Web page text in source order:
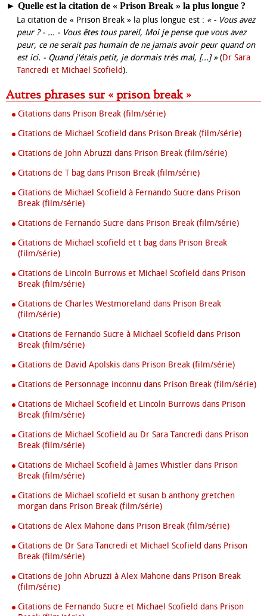
► Quelle est la citation de « Prison Break » la plus longue ?
La citation de « Prison Break » la plus longue est : « - Vous avez
peur ? - ... - Vous êtes tous pareil, Moi je pense que vous avez
peur, ce ne serait pas humain de ne jamais avoir peur quand on
est ici. - Quand j'étais petit, je dormais très mal, [...] »(Dr Sara
Tancredi et Michael Scofield).
Autres phrases sur « prison break »
Citations dans Prison Break (film/série)
Citations de Michael Scofield dans Prison Break (film/série)
Citations de John Abruzzi dans Prison Break (film/série)
Citations de T bag dans Prison Break (film/série)
Citations de Michael Scofield à Fernando Sucre dans Prison
Break (film/série)
Citations de Fernando Sucre dans Prison Break (film/série)
Citations de Michael scofield et t bag dans Prison Break
(film/série)
Citations de Lincoln Burrows et Michael Scofield dans Prison
Break (film/série)
Citations de Charles Westmoreland dans Prison Break
(film/série)
Citations de Fernando Sucre à Michael Scofield dans Prison
Break (film/série)
Citations de David Apolskis dans Prison Break (film/série)
Citations de Personnage inconnu dans Prison Break (film/série)
Citations de Michael Scofield et Lincoln Burrows dans Prison
Break (film/série)
Citations de Michael Scofield au Dr Sara Tancredi dans Prison
Break (film/série)
Citations de Michael Scofield à James Whistler dans Prison
Break (film/série)
Citations de Michael scofield et susan b anthony gretchen
morgan dans Prison Break (film/série)
Citations de Alex Mahone dans Prison Break (film/série)
Citations de Dr Sara Tancredi et Michael Scofield dans Prison
Break (film/série)
Citations de John Abruzzi à Alex Mahone dans Prison Break
(film/série)
Citations de Fernando Sucre et Michael Scofield dans Prison